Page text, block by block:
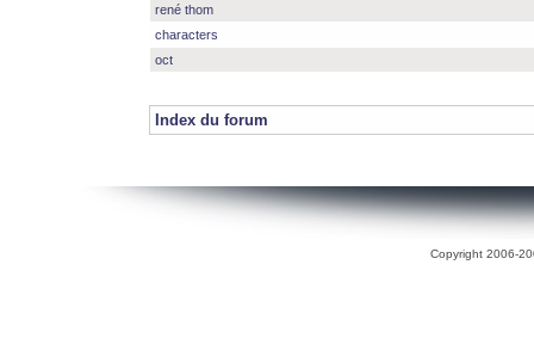
rené thom
characters
oct
Index du forum
Copyright 2006-